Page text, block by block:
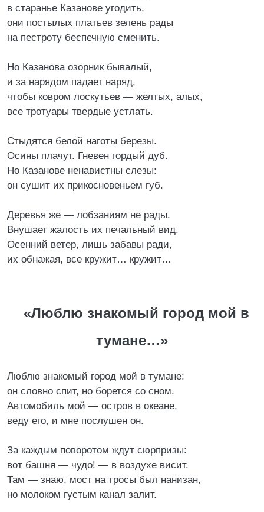
в старанье Казанове угодить,
они постылых платьев зелень рады
на пестроту беспечную сменить.
Но Казанова озорник бывалый,
и за нарядом падает наряд,
чтобы ковром лоскутьев — желтых, алых,
все тротуары твердые устлать.
Стыдятся белой наготы березы.
Осины плачут. Гневен гордый дуб.
Но Казанове ненавистны слезы:
он сушит их прикосновеньем губ.
Деревья же — лобзаниям не рады.
Внушает жалость их печальный вид.
Осенний ветер, лишь забавы ради,
их обнажая, все кружит… кружит…
«Люблю знакомый город мой в
тумане…»
Люблю знакомый город мой в тумане:
он словно спит, но борется со сном.
Автомобиль мой — остров в океане,
веду его, и мне послушен он.
За каждым поворотом ждут сюрпризы:
вот башня — чудо! — в воздухе висит.
Там — знаю, мост на тросы был нанизан,
но молоком густым канал залит.